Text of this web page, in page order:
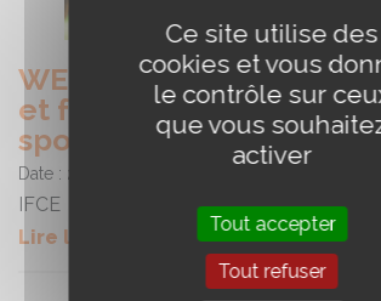
WEBconférence :
et formation : Métiers
sport : évolution horizon
Date : 23/11/2023
IFCE
Lire la suite
Ce site utilise des
cookies et vous
le contrôle sur
que vous
activer
Tout accepter
Tout refuser